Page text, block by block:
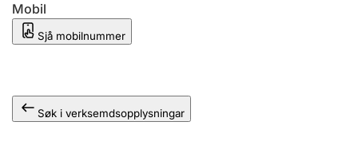
Mobil
Sjå mobilnummer
Søk i verksemdsopplysningar